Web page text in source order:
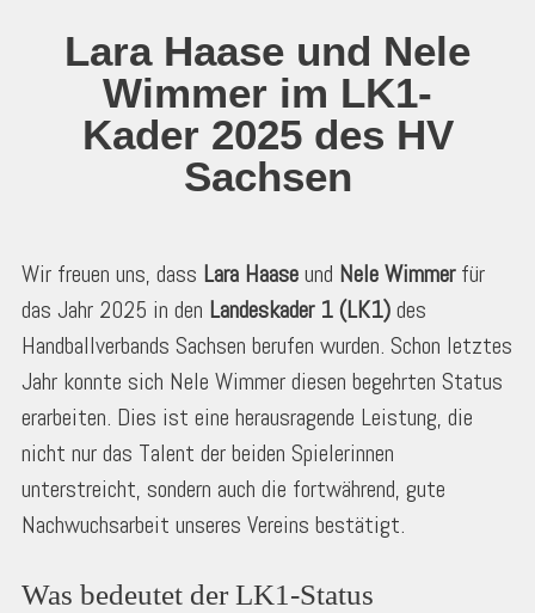
Lara Haase und Nele
Wimmer im LK1-
Kader 2025 des HV
Sachsen
Wir freuen uns, dass Lara Haaseund Nele Wimmerfür
das Jahr 2025 in den Landeskader 1 (LK1)des
Handballverbands Sachsen berufen wurden. Schon letztes
Jahr konnte sich Nele Wimmer diesen begehrten Status
erarbeiten. Dies ist eine herausragende Leistung, die
nicht nur das Talent der beiden Spielerinnen
unterstreicht, sondern auch die fortwährend, gute
Nachwuchsarbeit unseres Vereins bestätigt.
Was bedeutet der LK1-Status